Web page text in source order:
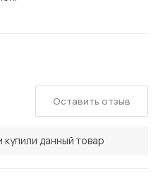
данный товар
Оставить отзыв